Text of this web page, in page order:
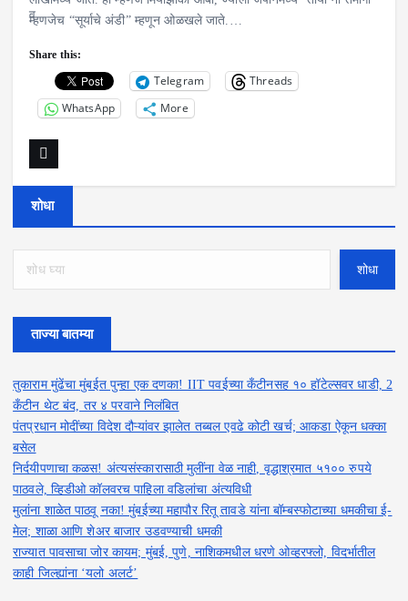
म्हणजेच “सूर्याचे अंडी” म्हणून ओळखले जाते.…
Share this:
Telegram
Threads
WhatsApp
More
शोधा
शोधा
ताज्या बातम्या
तुकाराम मुंढेंचा मुंबईत पुन्हा एक दणका! IIT पवईच्या कँटीनसह १० हॉटेल्सवर धाडी, 2
कँटीन थेट बंद, तर ४ परवाने निलंबित
पंतप्रधान मोदींच्या विदेश दौऱ्यांवर झालेत तब्बल एवढे कोटी खर्च; आकडा ऐकून धक्का
बसेल
निर्दयीपणाचा कळस! अंत्यसंस्कारासाठी मुलींना वेळ नाही, वृद्धाश्रमात ५१०० रुपये
पाठवले, व्हिडीओ कॉलवरच पाहिला वडिलांचा अंत्यविधी
मुलांना शाळेत पाठवू नका! मुंबईच्या महापौर रितू तावडे यांना बॉम्बस्फोटाच्या धमकीचा ई-
मेल; शाळा आणि शेअर बाजार उडवण्याची धमकी
राज्यात पावसाचा जोर कायम; मुंबई, पुणे, नाशिकमधील धरणे ओव्हरफ्लो, विदर्भातील
काही जिल्ह्यांना ‘यलो अलर्ट’